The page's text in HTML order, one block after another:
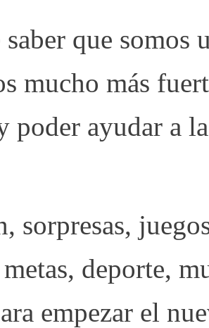
saber que
mucho más
poder ayudar a
sorpresas,
deporte,
empezar el